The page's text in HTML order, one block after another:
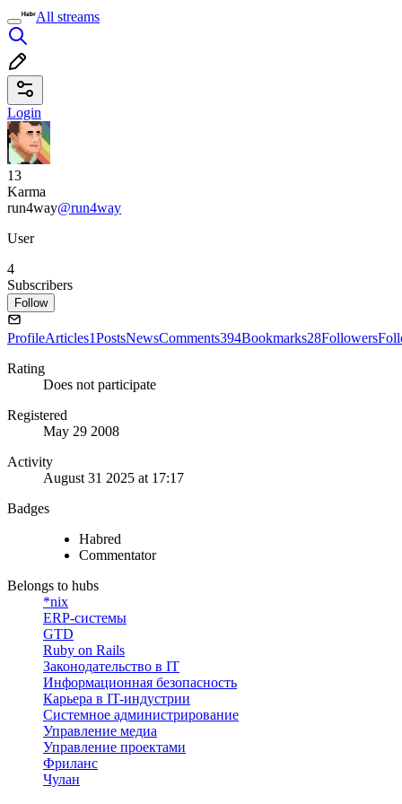
All streams
Login
13
Karma
run4way@run4way
User
4
Subscribers
Follow
ProfileArticles1PostsNewsComments394Bookmarks28Followers
Rating
Does not participate
Registered
May 29 2008
Activity
August 31 2025 at 17:17
Badges
Habred
Commentator
Belongs to hubs
*nix
ERP-системы
GTD
Ruby on Rails
Законодательство в IT
Информационная безопасность
Карьера в IT-индустрии
Системное администрирование
Управление медиа
Управление проектами
Фриланс
Чулан